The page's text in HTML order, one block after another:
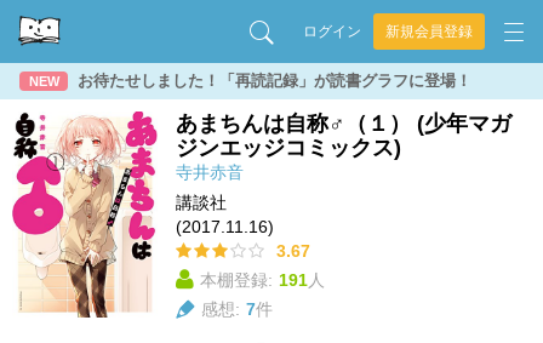
ログイン 新規会員登録
NEW お待たせしました！「再読記録」が読書グラフに登場！
あまちんは自称♂（１） (少年マガ
ジンエッジコミックス)
寺井赤音
講談社
(2017.11.16)
3.67
本棚登録: 191人
感想: 7件